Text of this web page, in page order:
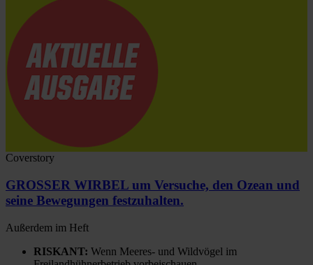
Coverstory
GROSSER WIRBEL um Versuche, den Ozean und
seine Bewegungen festzuhalten.
Außerdem im Heft
RISKANT: Wenn Meeres- und Wildvögel im